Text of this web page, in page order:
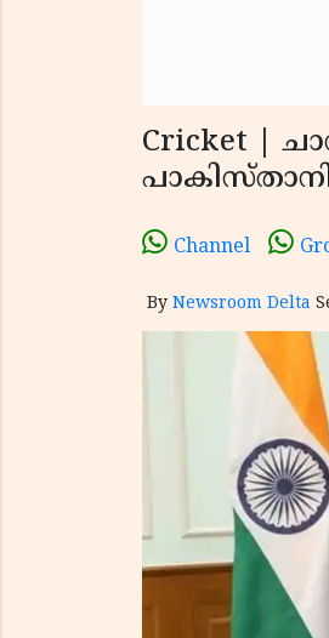
Cricket |
Channel
By Newsroom Delta